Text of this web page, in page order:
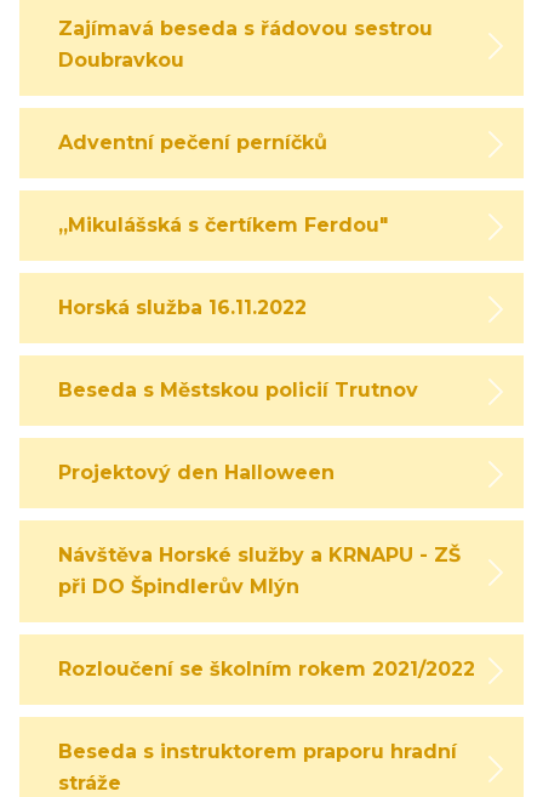
Zajímavá beseda s řádovou sestrou
Doubravkou
Adventní pečení perníčků
,,Mikulášská s čertíkem Ferdou"
Horská služba 16.11.2022
Beseda s Městskou policií Trutnov
Projektový den Halloween
Návštěva Horské služby a KRNAPU - ZŠ
při DO Špindlerův Mlýn
Rozloučení se školním rokem 2021/2022
Beseda s instruktorem praporu hradní
stráže